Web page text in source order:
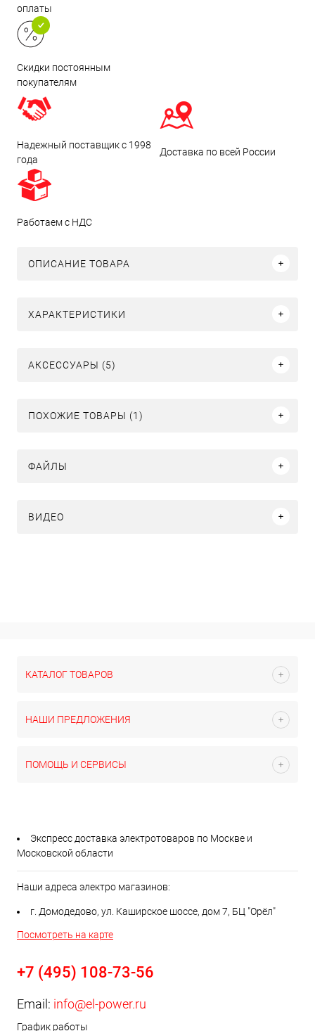
оплаты
Скидки постоянным
покупателям
Надежный поставщик с 1998
года
Доставка по всей России
Работаем с НДС
ОПИСАНИЕ ТОВАРА
ХАРАКТЕРИСТИКИ
АКСЕССУАРЫ (5)
ПОХОЖИЕ ТОВАРЫ (1)
ФАЙЛЫ
ВИДЕО
КАТАЛОГ ТОВАРОВ
НАШИ ПРЕДЛОЖЕНИЯ
ПОМОЩЬ И СЕРВИСЫ
Экспресс доставка электротоваров по Москве и
Московской области
Наши адреса электро магазинов:
г. Домодедово, ул. Каширское шоссе, дом 7, БЦ "Орёл"
Посмотреть на карте
+7 (495) 108-73-56
Email: info@el-power.ru
График работы